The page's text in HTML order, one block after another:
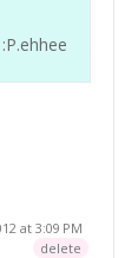
at 3:09 PM
delete